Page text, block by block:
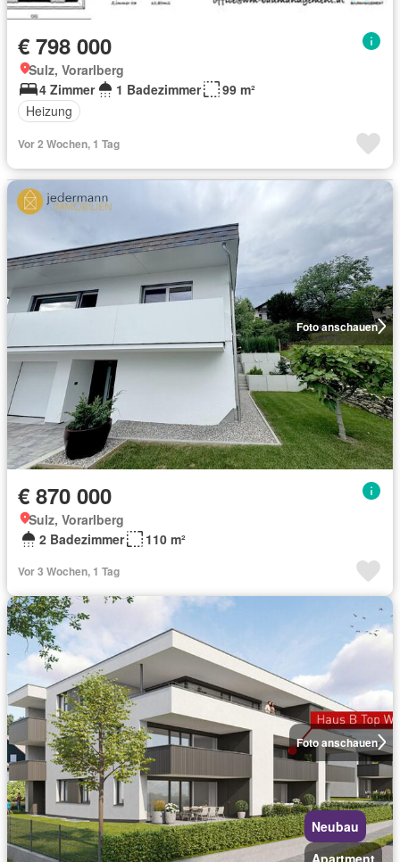
€ 798 000
Sulz, Vorarlberg
4 Zimmer
1 Badezimmer
99 m²
Heizung
Vor 2 Wochen, 1 Tag
Foto anschauen
€ 870 000
Sulz, Vorarlberg
2 Badezimmer
110 m²
Vor 3 Wochen, 1 Tag
Foto anschauen
Neubau
Apartment